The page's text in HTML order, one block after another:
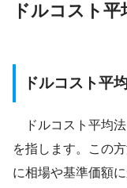
ドルコスト平
ドルコスト平
ドルコスト平均法
を指します。この
に相場や基準価額